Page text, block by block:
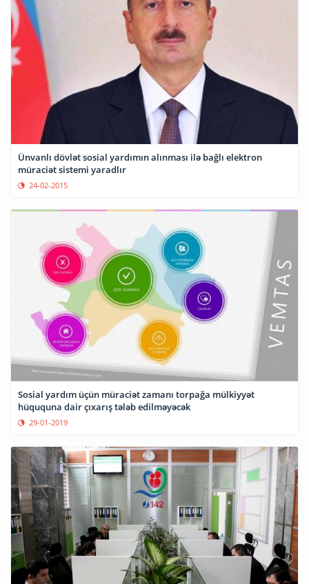
Ünvanlı dövlət sosial yardımın alınması ilə bağlı elektron
müraciət sistemi yaradlır
24-02-2015
Sosial yardım üçün müraciət zamanı torpağa mülkiyyət
hüququna dair çıxarış tələb edilməyəcək
29-01-2019